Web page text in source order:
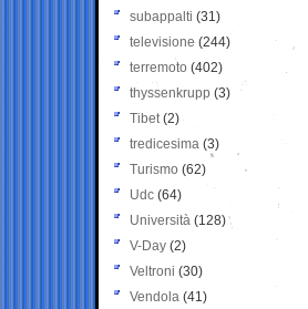
subappalti (31)
televisione(244)
terremoto (402)
thyssenkrupp (3)
Tibet(2)
tredicesima (3)
Turismo (62)
Udc (64)
Università (128)
V-Day (2)
Veltroni (30)
Vendola (41)